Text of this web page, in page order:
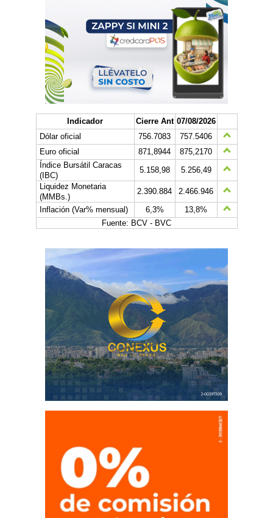
Indicador Cierre Ant 07/08/2026
Dólar oficial
756.7083
757.5406
Euro oficial
871,8944
875,2170
Índice Bursátil Caracas
(IBC)
5.158,98
5.256,49
Liquidez Monetaria
(MMBs.)
2.390.884
2.466.946
Inflación (Var% mensual)
6,3%
13,8%
Fuente: BCV - BVC